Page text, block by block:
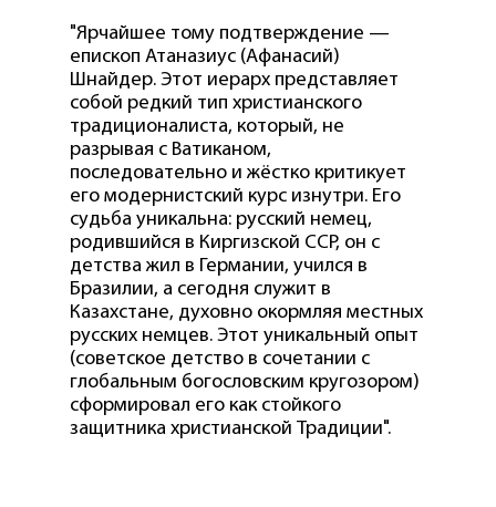
"Ярчайшее тому подтверждение —
епископ Атаназиус (Афанасий)
Шнайдер. Этот иерарх представляет
собой редкий тип христианского
традиционалиста, который, не
разрывая с Ватиканом,
последовательно и жёстко критикует
его модернистский курс изнутри. Его
судьба уникальна: русский немец,
родившийся в Киргизской ССР, он с
детства жил в Германии, учился в
Бразилии, а сегодня служит в
Казахстане, духовно окормляя местных
русских немцев. Этот уникальный опыт
(советское детство в сочетании с
глобальным богословским кругозором)
сформировал его как стойкого
защитника христианской Традиции".